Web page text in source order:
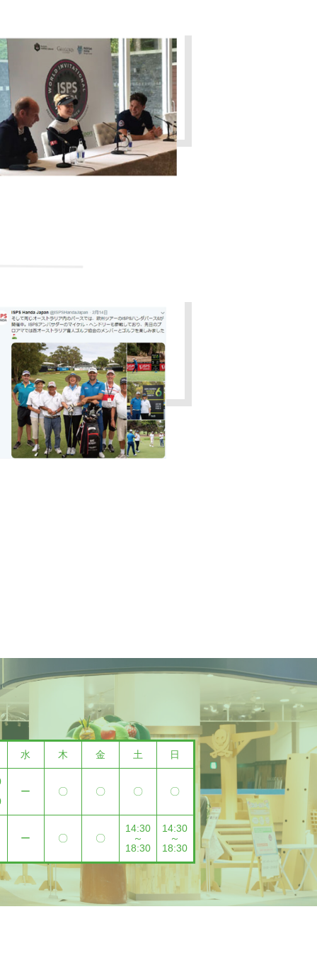
水 木 金 土 日
ー 〇 〇 〇 〇
ー 〇 〇
14:30
～
18:30
14:30
～
18:30